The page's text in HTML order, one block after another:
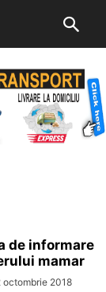
de informare
mamar
octombrie 2018